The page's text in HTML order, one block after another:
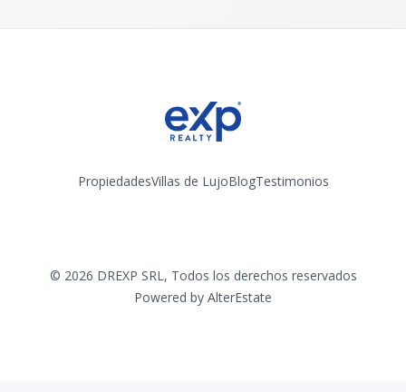
PropiedadesVillas de LujoBlogTestimonios
© 2026 DREXP SRL, Todos los derechos reservados
Powered by AlterEstate